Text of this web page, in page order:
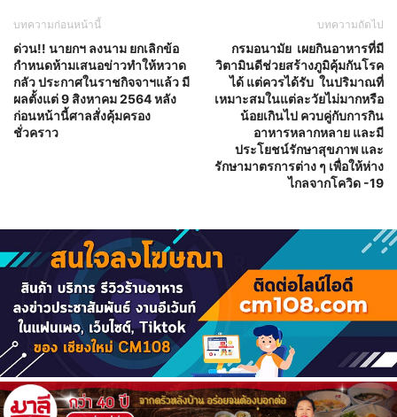
บทความก่อนหน้านี้
ด่วน!! นายกฯ ลงนาม ยกเลิกข้อ
กำหนดห้ามเสนอข่าวทำให้หวาด
กลัว ประกาศในราชกิจจาฯแล้ว มี
ผลตั้งแต่ 9 สิงหาคม 2564 หลัง
ก่อนหน้านี้ศาลสั่งคุ้มครอง
ชั่วคราว
บทความถัดไป
กรมอนามัย เผยกินอาหารที่มี
วิตามินดีช่วยสร้างภูมิคุ้มกันโรค
ได้ แต่ควรได้รับ ในปริมาณที่
เหมาะสมในแต่ละวัยไม่มากหรือ
น้อยเกินไป ควบคู่กับการกิน
อาหารหลากหลาย และมี
ประโยชน์รักษาสุขภาพ และ
รักษามาตรการต่าง ๆ เพื่อให้ห่าง
ไกลจากโควิด -19